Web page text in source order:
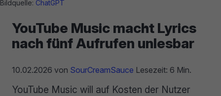
Bildquelle: ChatGPT
YouTube Music macht Lyrics
nach fünf Aufrufen unlesbar
10.02.2026 von SourCreamSauce Lesezeit: 6 Min.
YouTube Music will auf Kosten der Nutzer